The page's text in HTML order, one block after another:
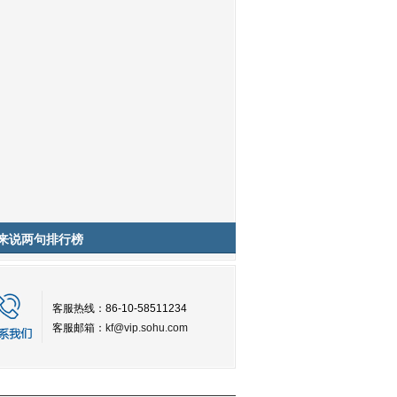
说两句排行榜
客服热线：86-10-58511234
客服邮箱： kf@vip.sohu.com